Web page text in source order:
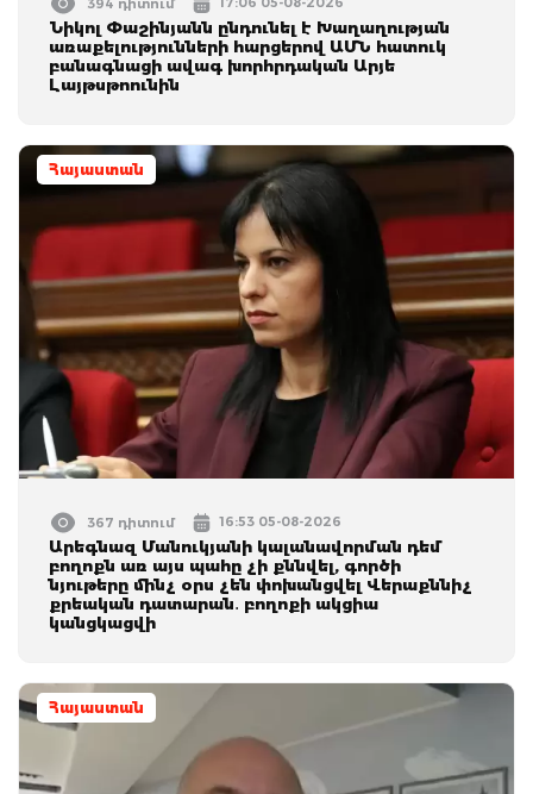
Նիկոլ Փաշինյանն ընդունել է Խաղաղության
առաքելությունների հարցերով ԱՄՆ հատուկ
բանագնացի ավագ խորհրդական Արյե
Լայթսթոունին
Հայաստան
367 դիտում 16:53 05-08-2026
Արեգնազ Մանուկյանի կալանավորման դեմ
բողոքն առ այս պահը չի քննվել, գործի
նյութերը մինչ օրս չեն փոխանցվել Վերաքննիչ
քրեական դատարան․ բողոքի ակցիա
կանցկացվի
Հայաստան